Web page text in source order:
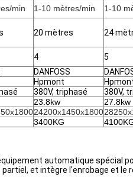
min 1-10 mètres/min
1-10
20 mètres 24
4
5
DANFOSS
Hpmont
380V, triphasé
380V,
23.8kw
27.8kw
24200x1450x1800
3400KG
automatique spécial
et intègre l'enrobage et le